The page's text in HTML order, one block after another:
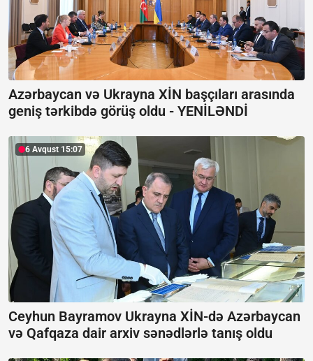
Azərbaycan və Ukrayna XİN başçıları arasında
geniş tərkibdə görüş oldu - YENİLƏNDİ
6 Avqust 15:07
Ceyhun Bayramov Ukrayna XİN-də Azərbaycan
və Qafqaza dair arxiv sənədlərlə tanış oldu